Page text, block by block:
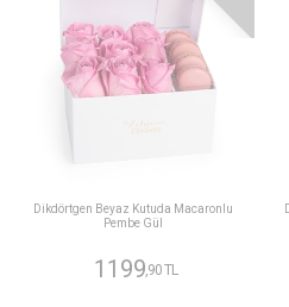
Dikdörtgen Beyaz Kutuda Macaronlu
Pembe Gül
1199 ,90 TL